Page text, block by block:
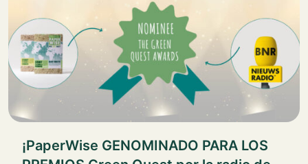
¡PaperWise GENOMINADO PARA LOS